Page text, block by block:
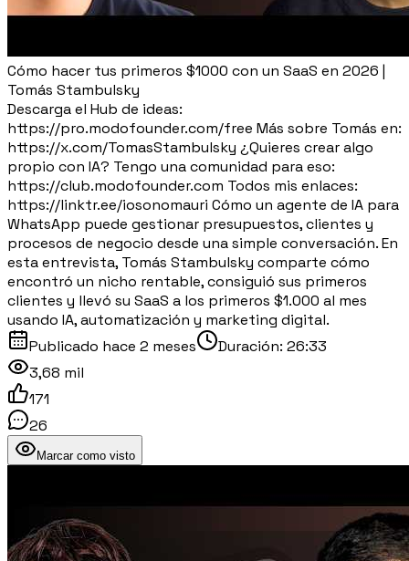
Cómo hacer tus primeros $1000 con un SaaS en 2026 |
Tomás Stambulsky
Descarga el Hub de ideas:
https://pro.modofounder.com/free Más sobre Tomás en:
https://x.com/TomasStambulsky ¿Quieres crear algo
propio con IA? Tengo una comunidad para eso:
https://club.modofounder.com Todos mis enlaces:
https://linktr.ee/iosonomauri Cómo un agente de IA para
WhatsApp puede gestionar presupuestos, clientes y
procesos de negocio desde una simple conversación. En
esta entrevista, Tomás Stambulsky comparte cómo
encontró un nicho rentable, consiguió sus primeros
clientes y llevó su SaaS a los primeros $1.000 al mes
usando IA, automatización y marketing digital.
Publicado hace 2 meses Duración: 26:33
3,68 mil
171
26
Marcar como visto